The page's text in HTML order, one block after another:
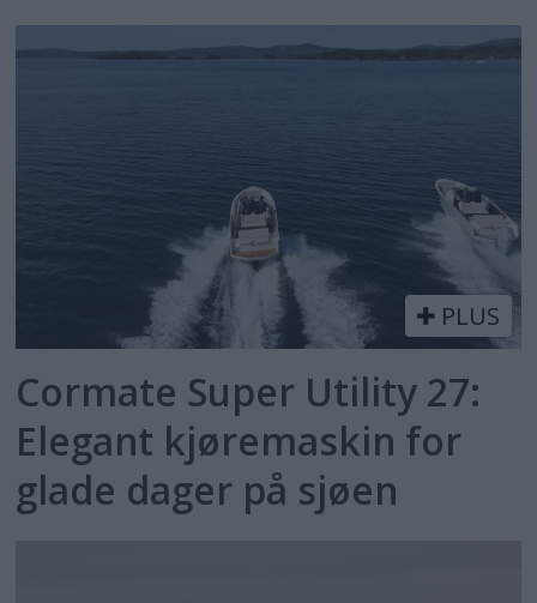
PLUS
Cormate Super Utility 27:
Elegant kjøremaskin for
glade dager på sjøen